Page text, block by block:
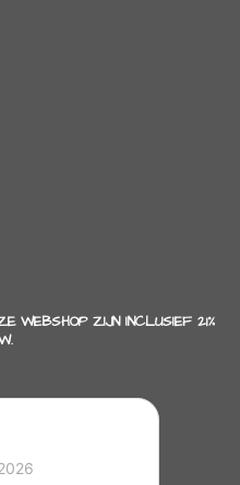
WEBSHOP ZIJN INCLUSIEF 21%